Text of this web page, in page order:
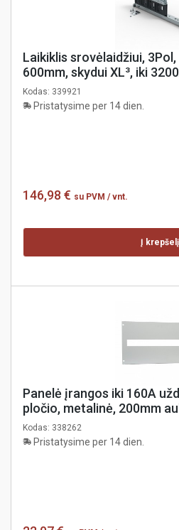
Laikiklis srovėlaidžiui,
600mm, skydui XL³, iki
Kodas: 339921
Pristatysime per 14 dien.
146,98 € su PVM / vnt.
Į krepšelį
Panelė įrangos iki 160A
pločio, metalinė, 200mm
fiksatoriais, skydui S 630
Kodas: 338262
Pristatysime per 14 dien.